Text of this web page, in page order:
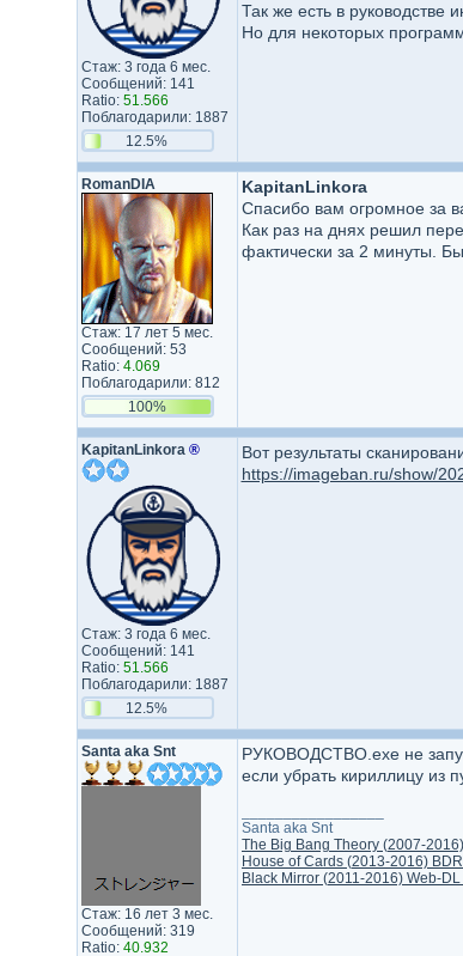
Стаж: 3 года 6 мес.
Сообщений: 141
Ratio: 51.566
Поблагодарили: 1887
12.5%
Так же есть в руководстве
Но для некоторых
RomanDIA
Стаж: 17 лет 5 мес.
Сообщений: 53
Ratio: 4.069
Поблагодарили: 812
100%
KapitanLinkora
Спасибо вам огромное за
Как раз на днях решил
фактически за 2 минуты.
KapitanLinkora ®
Стаж: 3 года 6 мес.
Сообщений: 141
Ratio: 51.566
Поблагодарили: 1887
12.5%
Вот результаты
https://imageban.ru/show/
Santa aka Snt
Стаж: 16 лет 3 мес.
Сообщений: 319
Ratio: 40.932
РУКОВОДСТВО.exe не
если убрать кириллицу из
Santa aka Snt
The Big Bang Theory (2007-
House of Cards (2013-2016)
Black Mirror (2011-2016) Web-